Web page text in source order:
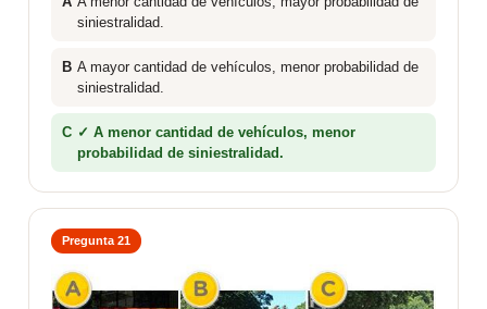
siniestralidad.
B A mayor cantidad de vehículos, menor probabilidad de
siniestralidad.
C ✓ A menor cantidad de vehículos, menor
probabilidad de siniestralidad.
Pregunta 21